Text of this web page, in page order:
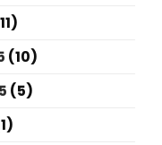
(10)
(5)